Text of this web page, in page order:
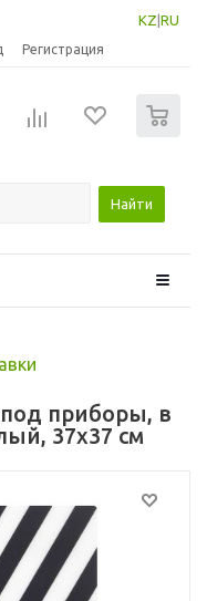
KZ RU
Регистрация
Найти
приборы, в
37x37 см